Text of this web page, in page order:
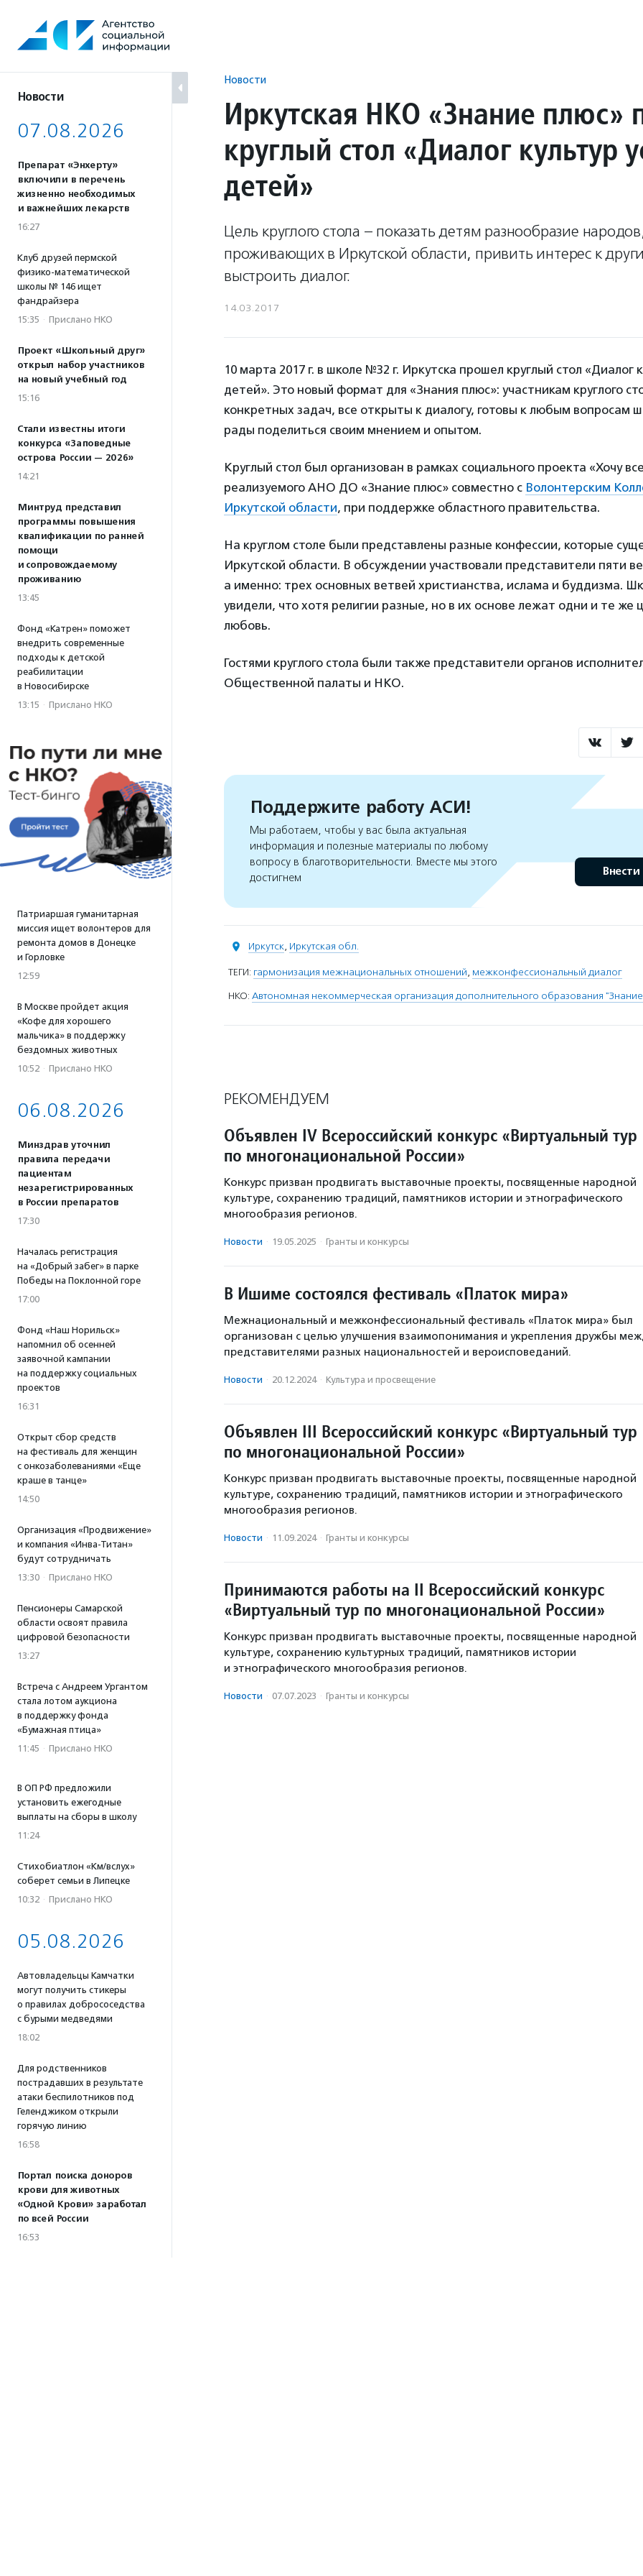
содержанию
Новости
07.08.2026
Препарат «Энхерту»
включили в перечень
жизненно необходимых
и важнейших лекарств
16:27
Клуб друзей пермской
физико-математической
школы № 146 ищет
фандрайзера
15:35 · Прислано НКО
Проект «Школьный друг»
открыл набор участников
на новый учебный год
15:16
Стали известны итоги
конкурса «Заповедные
острова России — 2026»
14:21
Минтруд представил
программы повышения
квалификации по ранней
помощи
и сопровождаемому
проживанию
13:45
Фонд «Катрен» поможет
внедрить современные
подходы к детской
реабилитации
в Новосибирске
13:15 · Прислано НКО
Патриаршая гуманитарная
миссия ищет волонтеров для
ремонта домов в Донецке
и Горловке
12:59
В Москве пройдет акция
«Кофе для хорошего
мальчика» в поддержку
бездомных животных
10:52 · Прислано НКО
06.08.2026
Минздрав уточнил
правила передачи
пациентам
незарегистрированных
в России препаратов
17:30
Началась регистрация
на «Добрый забег» в парке
Победы на Поклонной горе
17:00
Фонд «Наш Норильск»
напомнил об осенней
заявочной кампании
на поддержку социальных
проектов
16:31
Открыт сбор средств
на фестиваль для женщин
с онкозаболеваниями «Еще
краше в танце»
14:50
Организация «Продвижение»
и компания «Инва-Титан»
будут сотрудничать
13:30 · Прислано НКО
Пенсионеры Самарской
области освоят правила
цифровой безопасности
13:27
Встреча с Андреем Ургантом
стала лотом аукциона
в поддержку фонда
«Бумажная птица»
11:45 · Прислано НКО
В ОП РФ предложили
установить ежегодные
выплаты на сборы в школу
11:24
Стихобиатлон «Км/вслух»
соберет семьи в Липецке
10:32 · Прислано НКО
05.08.2026
Автовладельцы Камчатки
могут получить стикеры
о правилах добрососедства
с бурыми медведями
18:02
Для родственников
пострадавших в результате
атаки беспилотников под
Геленджиком открыли
горячую линию
16:58
Портал поиска доноров
крови для животных
«Одной Крови» заработал
по всей России
16:53
Новости
Иркутская НКО «Знание плюс»
круглый стол «Диалог культур
детей»
Цель круглого стола – показать детям разнообразие
проживающих в Иркутской области, привить интерес к
выстроить диалог.
14.03.2017
10 марта 2017 г. в школе №32 г. Иркутска прошел круглый стол «Диалог
детей». Это новый формат для «Знания плюс»: участникам круглого
конкретных задач, все открыты к диалогу, готовы к любым вопросам
рады поделиться своим мнением и опытом.
Круглый стол был организован в рамках социального проекта «Хочу
реализуемого АНО ДО «Знание плюс» совместно с Волонтерским
Иркутской области, при поддержке областного правительства.
На круглом столе были представлены разные конфессии, которые
Иркутской области. В обсуждении участвовали представители пяти
а именно: трех основных ветвей христианства, ислама и буддизма.
увидели, что хотя религии разные, но в их основе лежат одни и те же
любовь.
Гостями круглого стола были также представители органов
Общественной палаты и НКО.
Поддержите работу АСИ!
Мы работаем, чтобы у вас была актуальная
информация и полезные материалы по любому
вопросу в благотворительности. Вместе мы этого
достигнем
Внести
Иркутск, Иркутская обл.
ТЕГИ: гармонизация межнациональных отношений, межконфессиональный диалог
НКО: Автономная некоммерческая организация дополнительного образования
РЕКОМЕНДУЕМ
Объявлен IV Всероссийский конкурс «Виртуальный тур
по многонациональной России»
Конкурс призван продвигать выставочные проекты, посвященные народной
культуре, сохранению традиций, памятников истории и этнографического
многообразия регионов.
Новости · 19.05.2025 · Гранты и конкурсы
В Ишиме состоялся фестиваль «Платок мира»
Межнациональный и межконфессиональный фестиваль «Платок мира» был
организован с целью улучшения взаимопонимания и укрепления дружбы
представителями разных национальностей и вероисповеданий.
Новости · 20.12.2024 · Культура и просвещение
Объявлен III Всероссийский конкурс «Виртуальный тур
по многонациональной России»
Конкурс призван продвигать выставочные проекты, посвященные народной
культуре, сохранению традиций, памятников истории и этнографического
многообразия регионов.
Новости · 11.09.2024 · Гранты и конкурсы
Принимаются работы на II Всероссийский конкурс
«Виртуальный тур по многонациональной России»
Конкурс призван продвигать выставочные проекты, посвященные народной
культуре, сохранению культурных традиций, памятников истории
и этнографического многообразия регионов.
Новости · 07.07.2023 · Гранты и конкурсы